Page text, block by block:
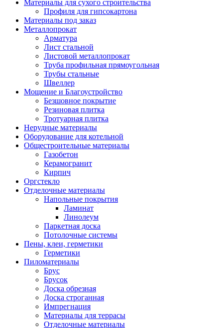
Материалы для сухого строительства
Профиля для гипсокартона
Материалы под заказ
Металлопрокат
Арматура
Лист стальной
Листовой металлопрокат
Труба профильная прямоугольная
Трубы стальные
Швеллер
Мощение и Благоустройство
Безшовное покрытие
Резиновая плитка
Тротуарная плитка
Нерудные материалы
Оборудование для котельной
Общестроительные материалы
Газобетон
Керамогранит
Кирпич
Оргстекло
Отделочные материалы
Напольные покрытия
Ламинат
Линолеум
Паркетная доска
Потолочные системы
Пены, клеи, герметики
Герметики
Пиломатериалы
Брус
Брусок
Доска обрезная
Доска строганная
Импрегнация
Материалы для террасы
Отделочные материалы